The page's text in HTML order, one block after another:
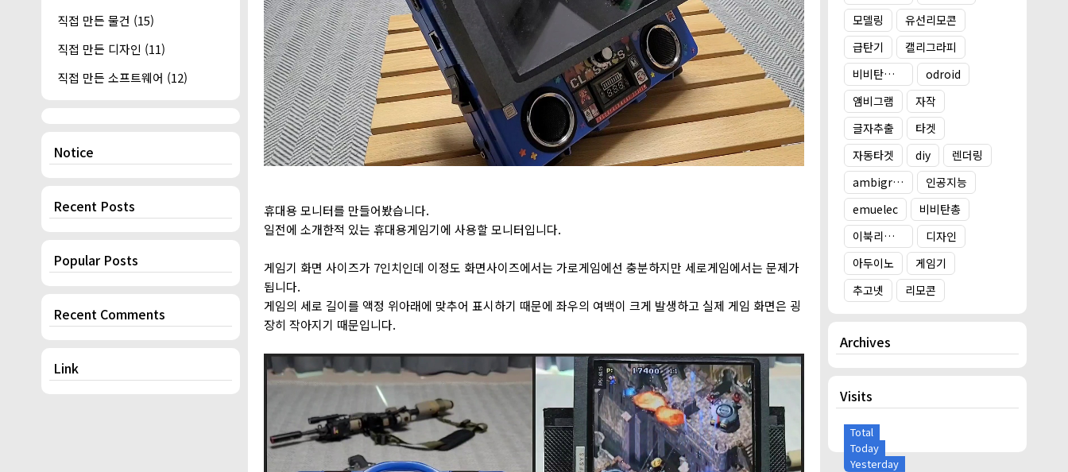
직접 만든 물건 (15)
직접 만든 디자인 (11)
직접 만든 소프트웨어 (12)
Notice
Recent Posts
Popular Posts
Recent Comments
Link
모델링
유선리모콘
급탄기
캘리그라피
비비탄총 타겟
odroid
앰비그램
자작
글자추출
타겟
자동타겟
diy
렌더링
ambigram
인공지능
emuelec
비비탄총
이북리더기 거치대
디자인
아두이노
게임기
추고넷
리모콘
Archives
Visits
Total
Today
Yesterday
휴대용 모니터를 만들어봤습니다.
일전에 소개한적 있는 휴대용게임기에 사용할 모니터입니다.
게임기 화면 사이즈가 7인치인데 이정도 화면사이즈에서는 가로게임에선 충분하지만 세로게임에서는 문제가
됩니다.
게임의 세로 길이를 액정 위아래에 맞추어 표시하기 때문에 좌우의 여백이 크게 발생하고 실제 게임 화면은 굉
장히 작아지기 때문입니다.